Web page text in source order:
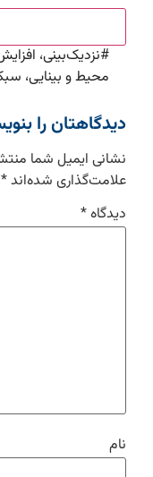
#نزدیک‌بینی،
محیط و بینایی،
دیدگاهتان را
نشانی ایمیل شما
علامت‌گذاری شده‌اند*
دیدگاه*
نام